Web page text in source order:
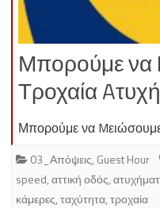
Μπορούμε να
Τροχαία
Μπορούμε να
03_Απόψεις, Guest Hour
speed,αττική οδός,
κάμερες,ταχύτητα,τροχαία